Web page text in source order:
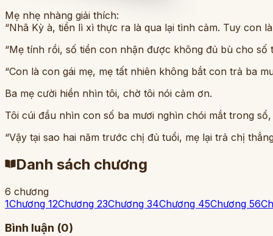
Mẹ nhẹ nhàng giải thích:
“Nhã Kỳ à, tiền lì xì thực ra là qua lại tình cảm. Tuy con
“Mẹ tính rồi, số tiền con nhận được không đủ bù cho số
“Con là con gái mẹ, mẹ tất nhiên không bắt con trả ba
Ba mẹ cười hiền nhìn tôi, chờ tôi nói cảm ơn.
Tôi cúi đầu nhìn con số ba mươi nghìn chói mắt trong
“Vậy tại sao hai năm trước chị đủ tuổi, mẹ lại trả chị
Danh sách chương
6 chương
1Chương 12Chương 23Chương 34Chương 45Chương 56
Bình luận (0)